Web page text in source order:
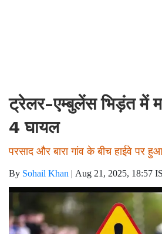
ट्रेलर-एम्बुलेंस भिड़ंत में
4 घायल
परसाद और बारा गांव के बीच हाईवे पर
By Sohail Khan | Aug 21, 2025, 18:57